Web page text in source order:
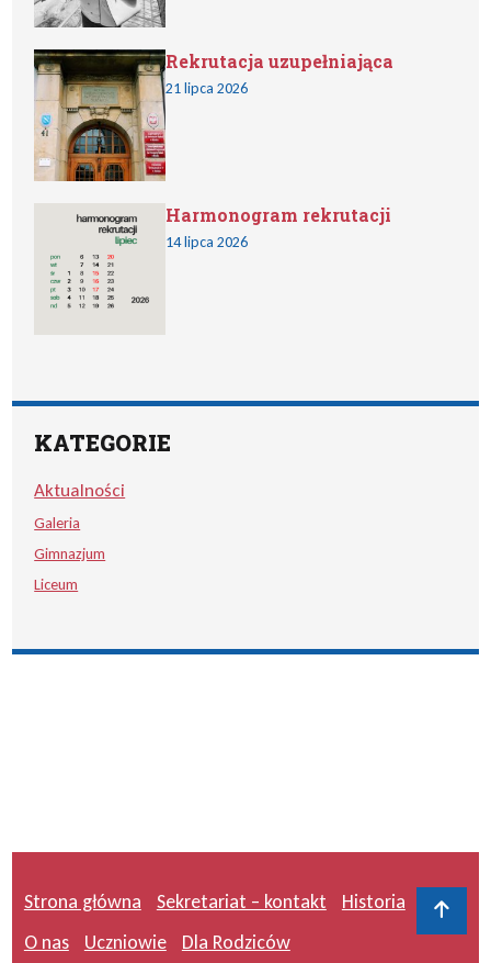
Rekrutacja uzupełniająca
21 lipca 2026
Harmonogram rekrutacji
14 lipca 2026
KATEGORIE
Aktualności
Galeria
Gimnazjum
Liceum
Strona główna Sekretariat – kontakt
Historia
O nas
Uczniowie Dla Rodziców
Do